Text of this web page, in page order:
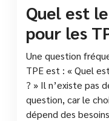
Quel est
pour les
Une question
TPE est : « Quel
? » Il n’existe pas
question, car le
dépend des